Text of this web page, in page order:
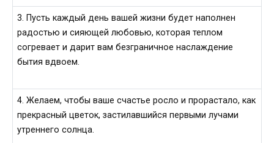
3. Пусть каждый день вашей жизни будет наполнен
радостью и сияющей любовью, которая теплом
согревает и дарит вам безграничное наслаждение
бытия вдвоем.
4. Желаем, чтобы ваше счастье росло и прорастало, как
прекрасный цветок, застилавшийся первыми лучами
утреннего солнца.